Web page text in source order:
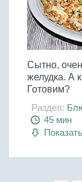
Сытно,
желудка. А
Готовим?
Раздел:
45 мин